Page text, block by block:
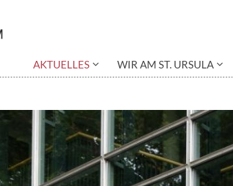
AKTUELLES WIR AM ST. URSULA